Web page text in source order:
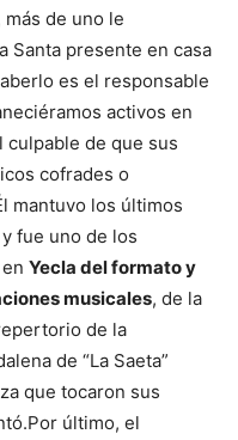
más de uno le
Santa presente en casa
es el responsable
activos en
culpable de que sus
cofrades o
mantuvo los últimos
fue uno de los
Yecla del formato y
musicales, de la
de la
de “La Saeta”
que tocaron sus
Por último, el